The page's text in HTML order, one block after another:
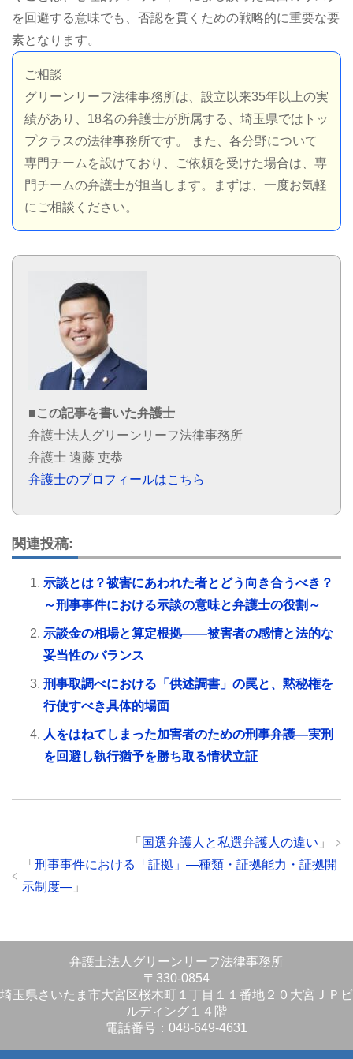
を回避する意味でも、否認を貫くための戦略的に重要な要
素となります。
ご相談
グリーンリーフ法律事務所は、設立以来35年以上の実
績があり、18名の弁護士が所属する、埼玉県ではトッ
プクラスの法律事務所です。 また、各分野について
専門チームを設けており、ご依頼を受けた場合は、専
門チームの弁護士が担当します。まずは、一度お気軽
にご相談ください。
■この記事を書いた弁護士
弁護士法人グリーンリーフ法律事務所
弁護士 遠藤 吏恭
弁護士のプロフィールはこちら
関連投稿:
示談とは？被害にあわれた者とどう向き合うべき？
～刑事事件における示談の意味と弁護士の役割～
示談金の相場と算定根拠――被害者の感情と法的な
妥当性のバランス
刑事取調べにおける「供述調書」の罠と、黙秘権を
行使すべき具体的場面
人をはねてしまった加害者のための刑事弁護―実刑
を回避し執行猶予を勝ち取る情状立証
「 国選弁護人と私選弁護人の違い 」
「 刑事事件における「証拠」―種類・証拠能力・証拠開
示制度― 」
弁護士法人グリーンリーフ法律事務所
〒330-0854
埼玉県さいたま市大宮区桜木町１丁目１１番地２０大宮ＪＰビ
ルディング１４階
電話番号：048-649-4631